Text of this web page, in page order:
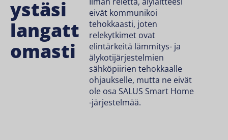
ystäsi
langatt
omasti
eivät kommunikoi
tehokkaasti, joten
relekytkimet ovat
elintärkeitä lämmitys- ja
älykotijärjestelmien
sähköpiirien tehokkaalle
ohjaukselle, mutta ne eivät
ole osa SALUS Smart Home
-järjestelmää.